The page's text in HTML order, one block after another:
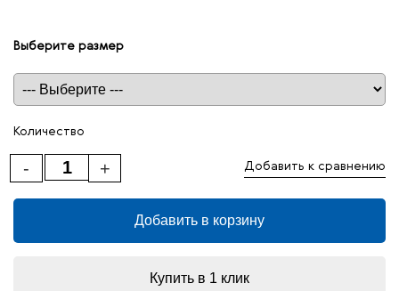
Выберите размер
Таблица размеров
Количество
+
- Добавить к сравнению
Добавить в корзину
Купить в 1 клик